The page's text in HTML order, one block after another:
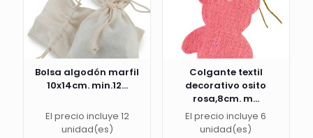
Bolsa algodón marfil
10x14cm. min.12...
El precio incluye 12
unidad(es)
Colgante textil
decorativo osito
rosa,8cm. m...
El precio incluye 6
unidad(es)